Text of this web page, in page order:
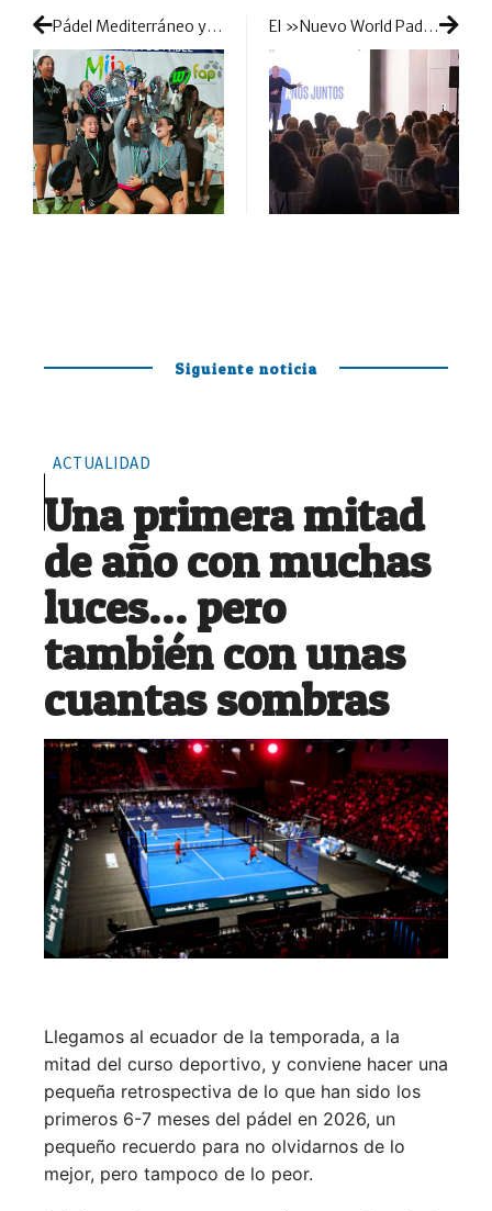
Pádel Mediterráneo y Pádel Málaga Indoor Indian Pádel consiguen el mayor logro en el final de la Liga FAP por Equipos Absolutos El »Nuevo World Padel Tour» emerge con muchas luces pero también con unas cuantas sombras
Siguiente noticia
ACTUALIDAD
Una primera mitad
de año con muchas
luces… pero
también con unas
cuantas sombras
Llegamos al ecuador de la temporada, a la
mitad del curso deportivo, y conviene hacer una
pequeña retrospectiva de lo que han sido los
primeros 6-7 meses del pádel en 2026, un
pequeño recuerdo para no olvidarnos de lo
mejor, pero tampoco de lo peor.